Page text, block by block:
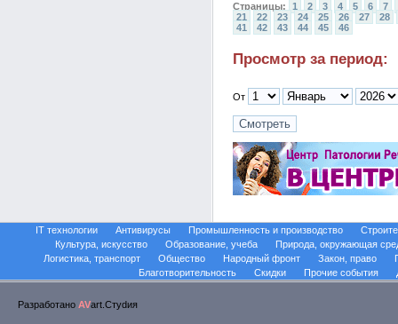
Страницы: 1 2 3 4 5 6
7
21
22 23 24 25 26 27
28
41
42 43 44 45 46
Просмотр за период:
От
IT технологии Антивирусы Промышленность и производство
Культура, искусство
Образование, учеба
Природа, окружающая
Логистика, транспорт
Общество Народный фронт Закон, право
Благотворительность
Скидки Прочие события
Разработано AVart.Стуdия